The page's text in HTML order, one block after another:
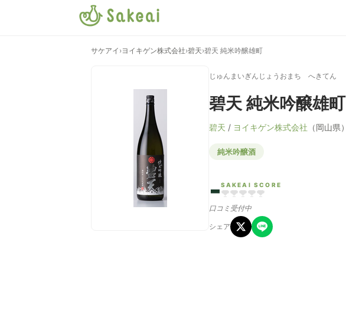
サケアイ ›ヨイキゲン株式会社›碧天›碧天 純米吟醸雄町
じゅんまいぎんじょうおまち へきてん
碧天 純米吟醸雄町
碧天 / ヨイキゲン株式会社 （岡山県）
純米吟醸酒
-SAKEAI SCORE
口コミ受付中
シェア